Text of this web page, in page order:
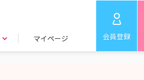
マイページ 会員登録